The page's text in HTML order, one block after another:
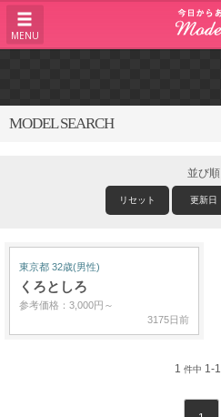
MENU
MODEL SEARCH
並び順
リセット 更新日
東京都 32歳(男性)
くろとしろ
参考価格：3,000円～
3175日前
1 件中 1-1